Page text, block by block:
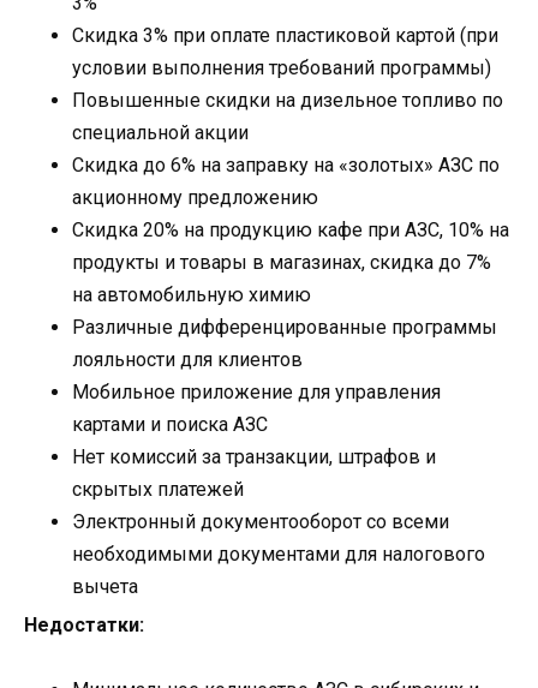
Скидка 3% при оплате пластиковой картой (при
условии выполнения требований программы)
Повышенные скидки на дизельное топливо по
специальной акции
Скидка до 6% на заправку на «золотых» АЗС по
акционному предложению
Скидка 20% на продукцию кафе при АЗС, 10% на
продукты и товары в магазинах, скидка до 7%
на автомобильную химию
Различные дифференцированные программы
лояльности для клиентов
Мобильное приложение для управления
картами и поиска АЗС
Нет комиссий за транзакции, штрафов и
скрытых платежей
Электронный документооборот со всеми
необходимыми документами для налогового
вычета
Недостатки: